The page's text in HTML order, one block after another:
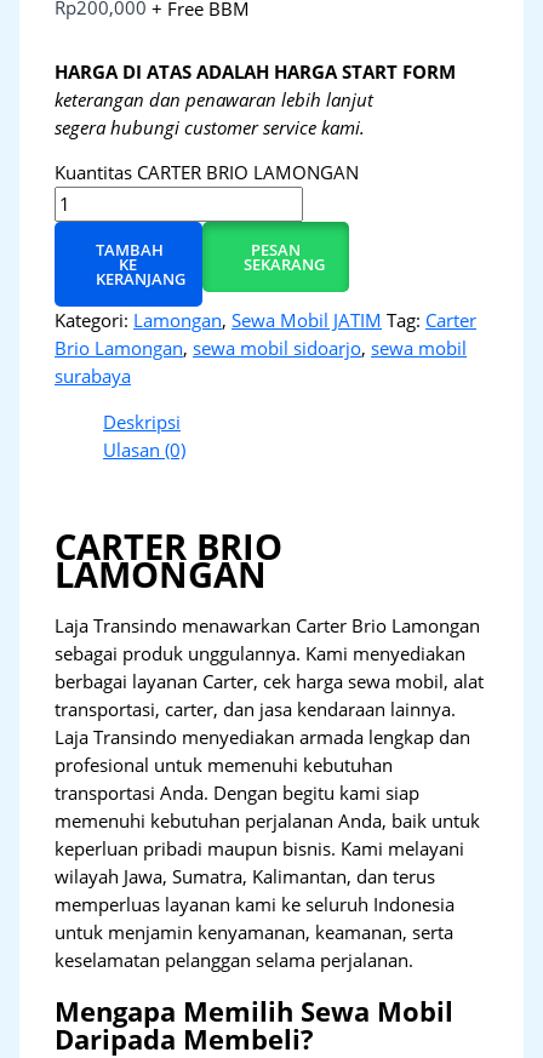
Rp200,000 + Free BBM
HARGA DI ATAS ADALAH HARGA START FORM
keterangan dan penawaran lebih lanjut
segera hubungi customer service kami.
Kuantitas CARTER BRIO LAMONGAN
TAMBAH
KE
KERANJANG
PESAN
SEKARANG
Kategori: Lamongan,Sewa Mobil JATIM Tag: Carter
Brio Lamongan,sewa mobil sidoarjo,sewa mobil
surabaya
Deskripsi
Ulasan (0)
CARTER BRIO
LAMONGAN
Laja Transindo menawarkan Carter Brio Lamongan
sebagai produk unggulannya. Kami menyediakan
berbagai layanan Carter, cek harga sewa mobil, alat
transportasi, carter, dan jasa kendaraan lainnya.
Laja Transindo menyediakan armada lengkap dan
profesional untuk memenuhi kebutuhan
transportasi Anda. Dengan begitu kami siap
memenuhi kebutuhan perjalanan Anda, baik untuk
keperluan pribadi maupun bisnis. Kami melayani
wilayah Jawa, Sumatra, Kalimantan, dan terus
memperluas layanan kami ke seluruh Indonesia
untuk menjamin kenyamanan, keamanan, serta
keselamatan pelanggan selama perjalanan.
Mengapa Memilih Sewa Mobil
Daripada Membeli?